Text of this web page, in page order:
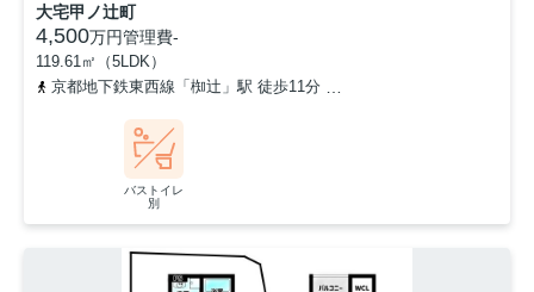
大宅甲ノ辻町
4,500万円管理費-
119.61㎡（5LDK）
京都地下鉄東西線「椥辻」駅 徒歩11分
バストイレ
別